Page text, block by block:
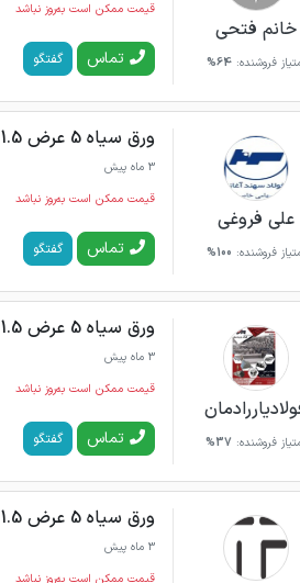
خانم فتحی
فروشنده:64%
قیمت ممکن است به‌روز نباشد
تماس گفتگو
علی فروغی
فروشنده: 100%
ورق سیاه 5 عرض 1.5 فولاد مبارکه
3 ماه پیش
قیمت ممکن است به‌روز نباشد
تماس گفتگو
فروشنده: 37%
ورق سیاه 5 عرض 1.5 فولاد مبارکه
3 ماه پیش
قیمت ممکن است به‌روز نباشد
تماس گفتگو
ورق سیاه 5 عرض 1.5 فولاد مبارکه
3 ماه پیش
قیمت ممکن است به‌روز نباشد